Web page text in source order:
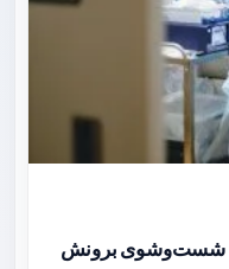
شست‌وشوی برونش